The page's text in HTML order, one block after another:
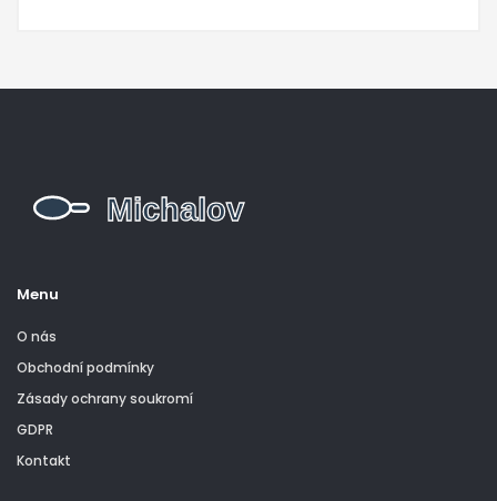
Menu
O nás
Obchodní podmínky
Zásady ochrany soukromí
GDPR
Kontakt